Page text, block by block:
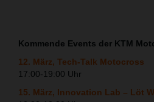
Kommende Events der KTM
12. März, Tech-Talk Motocross
17:00-19:00 Uhr
15. März, Innovation Lab – Löt